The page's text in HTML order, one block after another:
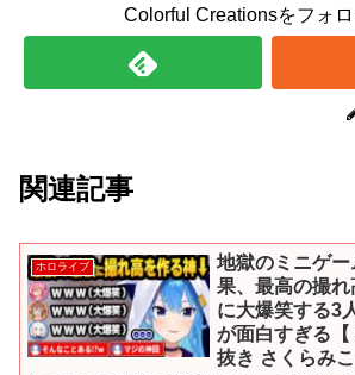
Colorful Creationsをフォ
関連記事
ホロライブ
地獄のミニゲ
果、最高の撮
に大爆笑する3
が面白すぎる【
抜き さくらみ